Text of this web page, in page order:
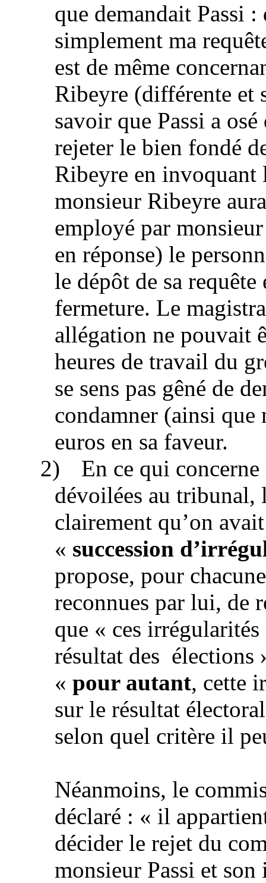
que demandait Passi
simplement ma
est de même
Ribeyre (différente et
savoir que Passi a
rejeter le bien fondé
Ribeyre en
monsieur Ribeyre
employé par
en réponse) le
le dépôt de sa requête
fermeture. Le
allégation ne pouvait
heures de travail du
se sens pas gêné de
condamner (ainsi
euros en sa faveur.
2)
En ce qui
dévoilées au tribunal,
clairement qu’on
« succession
propose, pour
reconnues par lui, de
que « ces
résultat des élections
« pour autant, cette
sur le résultat
selon quel critère il
Néanmoins, le
déclaré : « il
décider le rejet du
monsieur Passi et